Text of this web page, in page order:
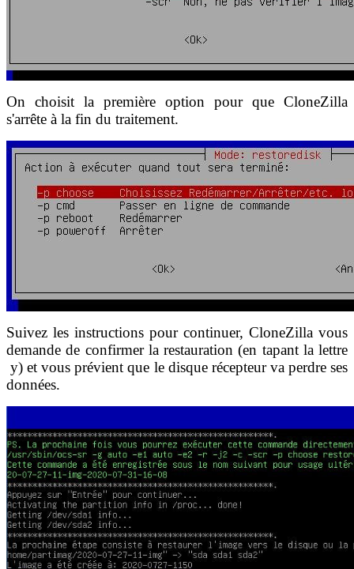
On choisit la première option pour que CloneZilla
s'arrête à la fin du traitement.
Suivez les instructions pour continuer, CloneZilla vous
demande de confirmer la restauration (en tapant la lettre
y) et vous prévient que le disque récepteur va perdre ses
données.